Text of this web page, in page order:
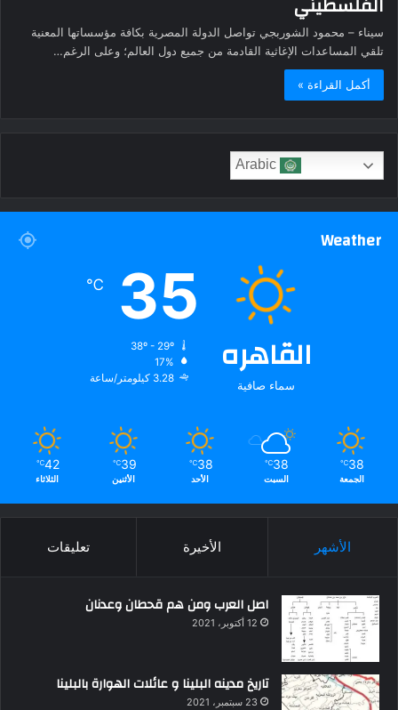
سيناء – محمود الشوربجي تواصل الدولة المصرية بكافة مؤسساتها المعنية
تلقي المساعدات الإغاثية القادمة من جميع دول العالم؛ وعلى الرغم…
أكمل القراءة »
Weather
القاهره
سماء صافية
35
℃
17%
3.28 كيلومتر/ساعة
38
℃
الجمعة
38
℃
السبت
38
℃
الأحد
39
℃
الأثنين
42
℃
الثلاثاء
الأشهر الأخيرة تعليقات
اصل العرب ومن هم قحطان وعدنان
12 أكتوبر، 2021
تاريخ مدينه البلينا و عائلات الهوارة بالبلينا
23 سبتمبر، 2021